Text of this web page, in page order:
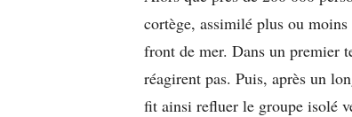
cortège, assimilé plus ou moins
front de mer. Dans un premier
réagirent pas. Puis, après un
fit ainsi refluer le groupe isolé